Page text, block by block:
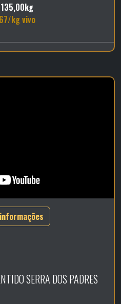
kg vivo
SERRA DOS PADRES